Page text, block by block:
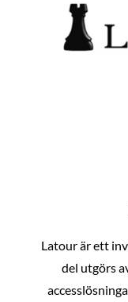
Latour är ett
del utgörs